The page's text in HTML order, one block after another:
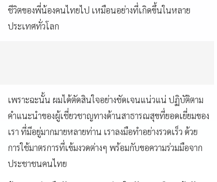
ชีวิตของพี่น้องคนไทยไป เหมือนอย่างที่เกิดขึ้นในหลาย
ประเทศทั่วโลก
เพราะฉะนั้น ผมได้ตัดสินใจอย่างชัดเจนแน่วแน่ ปฏิบัติตาม
คำแนะนำของผู้เชี่ยวชาญทางด้านสาธารณสุขที่ยอดเยี่ยมของ
เรา ที่มีอยู่มากมายหลายท่าน เราลงมือทำอย่างรวดเร็ว ด้วย
การใช้มาตรการที่เข้มงวดต่างๆ พร้อมกับขอความร่วมมือจาก
ประชาชนคนไทย